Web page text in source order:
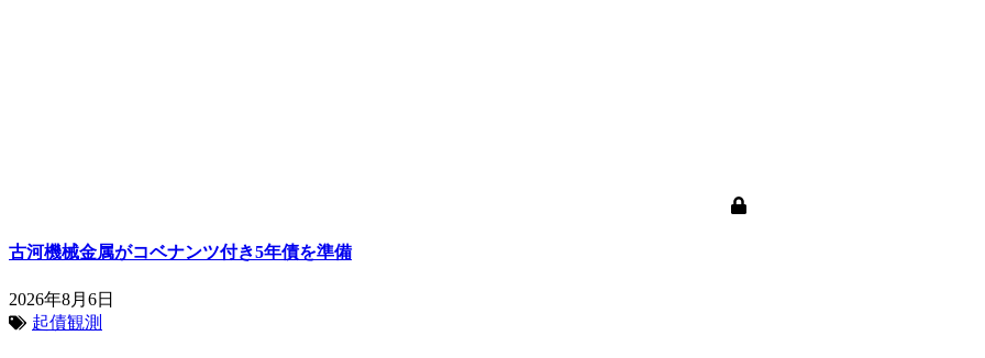
古河機械金属がコベナンツ付き5年債を準備
2026年8月6日
起債観測